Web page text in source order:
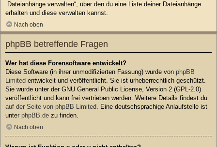
„Dateianhänge verwalten“, über den du eine Liste deiner Dateianhänge
erhalten und diese verwalten kannst.
Nach oben
phpBB betreffende Fragen
Wer hat diese Forensoftware entwickelt?
Diese Software (in ihrer unmodifizierten Fassung) wurde von phpBB
Limited entwickelt und veröffentlicht. Sie ist urheberrechtlich geschützt.
Sie wurde unter der GNU General Public License, Version 2 (GPL-2.0)
veröffentlicht und kann frei vertrieben werden. Weitere Details findest du
auf der Seite von phpBB Limited. Eine deutschsprachige Anlaufstelle ist
unter phpBB.de zu finden.
Nach oben